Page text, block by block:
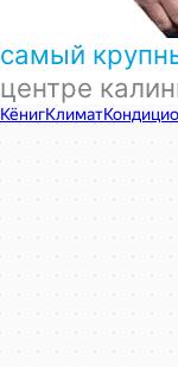
самый
центре
КёнигКлимат
Кондиционеры в